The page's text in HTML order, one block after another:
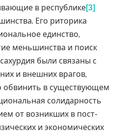
в республике[3]
Его риторика
единство,
меньшинства и поиск
были связаны с
и внешних врагов,
в существующем
солидарность
от возникших в пост-
и экономических